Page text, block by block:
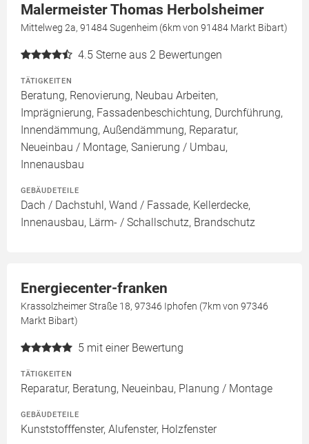
Malermeister Thomas Herbolsheimer
Mittelweg 2a, 91484 Sugenheim (6km von 91484 Markt Bibart)
4.5 Sterne aus 2 Bewertungen
TÄTIGKEITEN
Beratung, Renovierung, Neubau Arbeiten,
Imprägnierung, Fassadenbeschichtung, Durchführung,
Innendämmung, Außendämmung, Reparatur,
Neueinbau / Montage, Sanierung / Umbau,
Innenausbau
GEBÄUDETEILE
Dach / Dachstuhl, Wand / Fassade, Kellerdecke,
Innenausbau, Lärm- / Schallschutz, Brandschutz
Energiecenter-franken
Krassolzheimer Straße 18, 97346 Iphofen (7km von 97346
Markt Bibart)
5 mit einer Bewertung
TÄTIGKEITEN
Reparatur, Beratung, Neueinbau, Planung / Montage
GEBÄUDETEILE
Kunststofffenster, Alufenster, Holzfenster